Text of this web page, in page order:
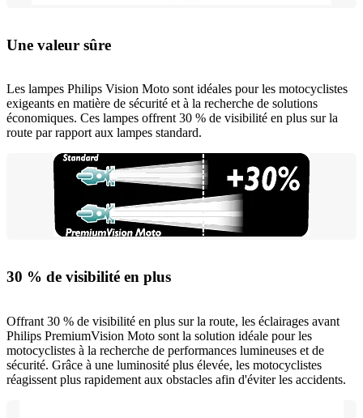
Une valeur sûre
Les lampes Philips Vision Moto sont idéales pour les motocyclistes
exigeants en matière de sécurité et à la recherche de solutions
économiques. Ces lampes offrent 30 % de visibilité en plus sur la
route par rapport aux lampes standard.
30 % de visibilité en plus
Offrant 30 % de visibilité en plus sur la route, les éclairages avant
Philips PremiumVision Moto sont la solution idéale pour les
motocyclistes à la recherche de performances lumineuses et de
sécurité. Grâce à une luminosité plus élevée, les motocyclistes
réagissent plus rapidement aux obstacles afin d'éviter les accidents.